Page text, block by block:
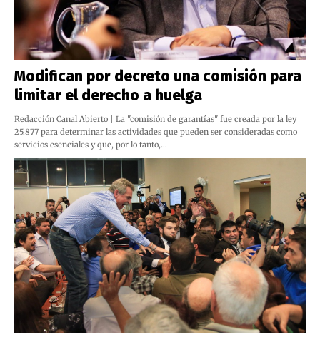
Modifican por decreto una comisión para
limitar el derecho a huelga
Redacción Canal Abierto | La "comisión de garantías" fue creada por la ley
25.877 para determinar las actividades que pueden ser consideradas como
servicios esenciales y que, por lo tanto,…